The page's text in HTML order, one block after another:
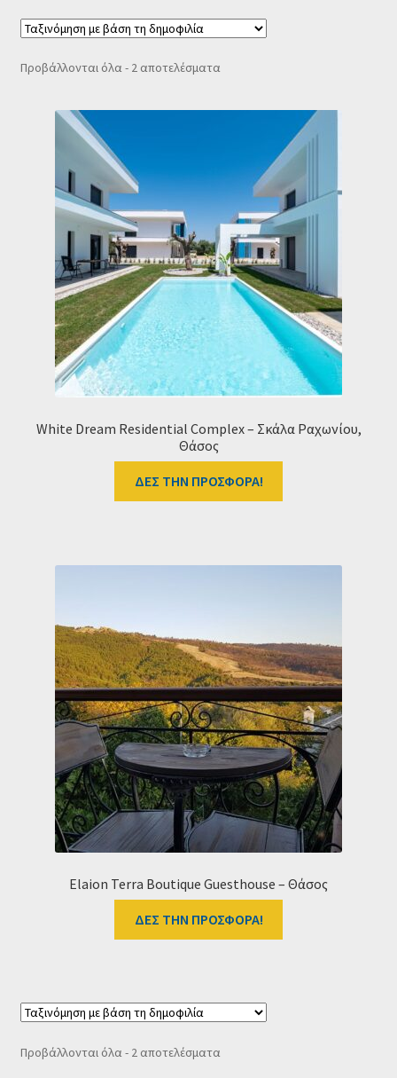
Κατάστημα
Ο λογαριασμός μου
Ταμείο
HOME
Προβάλλονται όλα - 2 αποτελέσματαSorted
White Dream Residential Complex – Σκάλα Ραχωνίου,
Θάσος
ΔΕΣ ΤΗΝ ΠΡΟΣΦΟΡΑ!
Elaion Terra Boutique Guesthouse – Θάσος
ΔΕΣ ΤΗΝ ΠΡΟΣΦΟΡΑ!
Προβάλλονται όλα - 2 αποτελέσματαSorted